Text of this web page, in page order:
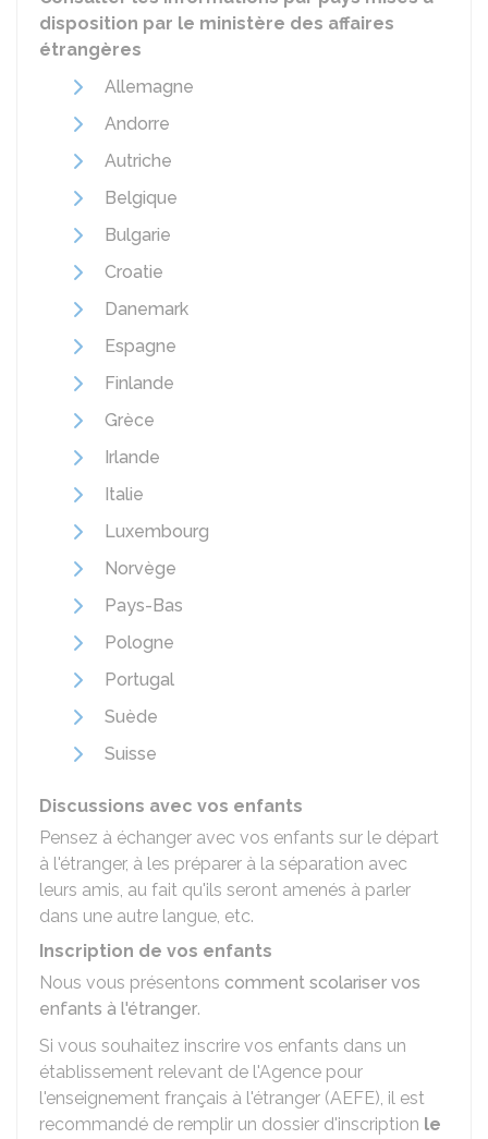
disposition par le ministère des affaires
étrangères
Allemagne
Andorre
Autriche
Belgique
Bulgarie
Croatie
Danemark
Espagne
Finlande
Grèce
Irlande
Italie
Luxembourg
Norvège
Pays-Bas
Pologne
Portugal
Suède
Suisse
Discussions avec vos enfants
Pensez à échanger avec vos enfants sur le départ
à l'étranger, à les préparer à la séparation avec
leurs amis, au fait qu'ils seront amenés à parler
dans une autre langue, etc.
Inscription de vos enfants
Nous vous présentons comment scolariser vos
enfants à l'étranger.
Si vous souhaitez inscrire vos enfants dans un
établissement relevant de l'Agence pour
l'enseignement français à l'étranger (AEFE), il est
recommandé de remplir un dossier d'inscription le